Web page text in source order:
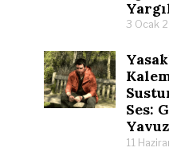
3 Ocak
Ses:
11